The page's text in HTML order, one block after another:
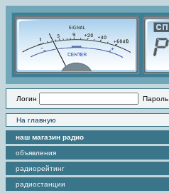
Логин Пароль
На главную
наш магазин радио
объявления
радиорейтинг
радиостанции